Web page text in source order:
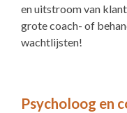
en uitstroom van
grote coach- of
wachtlijsten!
Psycholoog en